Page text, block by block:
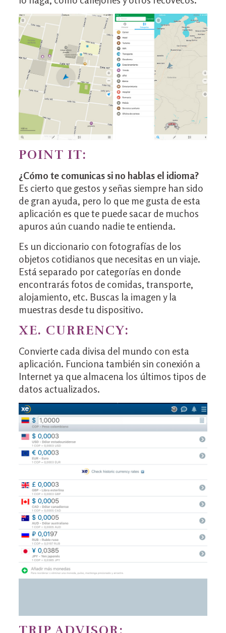
POINT IT:
¿Cómo te comunicas si no hablas el idioma?
Es cierto que gestos y señas siempre han sido
de gran ayuda, pero lo que me gusta de esta
aplicación es que te puede sacar de muchos
apuros aún cuando nadie te entienda.
Es un diccionario con fotografías de los
objetos cotidianos que necesitas en un viaje.
Está separado por categorías en donde
encontrarás fotos de comidas, transporte,
alojamiento, etc. Buscas la imagen y la
muestras desde tu dispositivo.
XE. CURRENCY:
Convierte cada divisa del mundo con esta
aplicación. Funciona también sin conexión a
Internet ya que almacena los últimos tipos de
datos actualizados.